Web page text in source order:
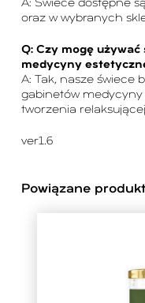
A: Świece dostępne
oraz w wybranych
Q: Czy mogę
medycyny
A: Tak, nasze świece
gabinetów medycyny
tworzenia
ver1.6
Powiązane